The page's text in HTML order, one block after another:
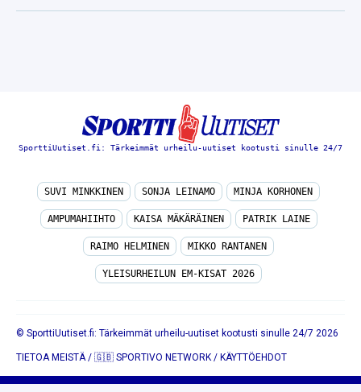
SporttiUutiset.fi: Tärkeimmät urheilu-uutiset kootusti sinulle 24/7
SUVI MINKKINEN SONJA LEINAMO MINJA KORHONEN
AMPUMAHIIHTO KAISA MÄKÄRÄINEN PATRIK LAINE
RAIMO HELMINEN MIKKO RANTANEN
YLEISURHEILUN EM-KISAT 2026
© SporttiUutiset.fi: Tärkeimmät urheilu-uutiset kootusti sinulle 24/7 2026
TIETOA MEISTÄ/ 🇬🇧 SPORTIVO NETWORK / KÄYTTÖEHDOT